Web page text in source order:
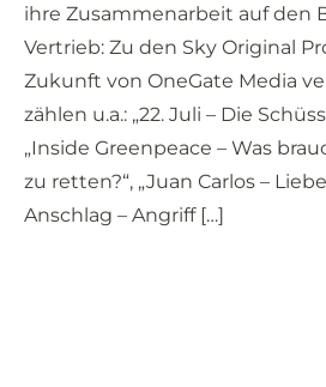
ihre Zusammenarbeit auf den
Vertrieb: Zu den Sky Original
Zukunft von OneGate Media
zählen u.a.: „22. Juli – Die
„Inside Greenpeace – Was
zu retten?“, „Juan Carlos –
Anschlag – Angriff […]